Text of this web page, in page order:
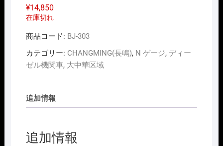
¥14,850
在庫切れ
商品コード: BJ-303
カテゴリー: CHANGMING(長鳴), N ゲージ, ディー
ゼル機関車, 大中華区域
追加情報
追加情報